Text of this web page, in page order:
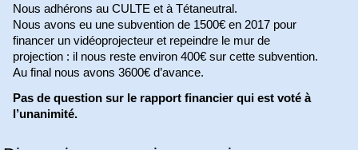
Nous adhérons au CULTE et à Tétaneutral.
Nous avons eu une subvention de 1500€ en 2017 pour
financer un vidéoprojecteur et repeindre le mur de
projection : il nous reste environ 400€ sur cette subvention.
Au final nous avons 3600€ d’avance.
Pas de question sur le rapport financier qui est voté à
l’unanimité.